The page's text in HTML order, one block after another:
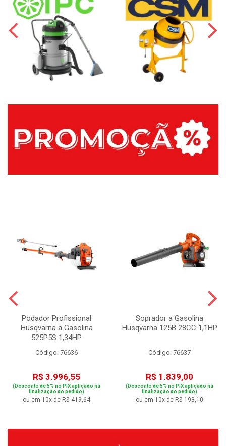
Podador Profissional
Husqvarna a Gasolina
525P5S 1,34HP
Código: 76636
R$ 3.996,55
(Desconto de 5% no PIX aplicado na
finalização do pedido)
ou em 10x de R$ 419,64
Soprador a Gasolina
Husqvarna 125B 28CC 1,1HP
Código: 76637
R$ 1.839,00
(Desconto de 5% no PIX aplicado na
finalização do pedido)
ou em 10x de R$ 193,10